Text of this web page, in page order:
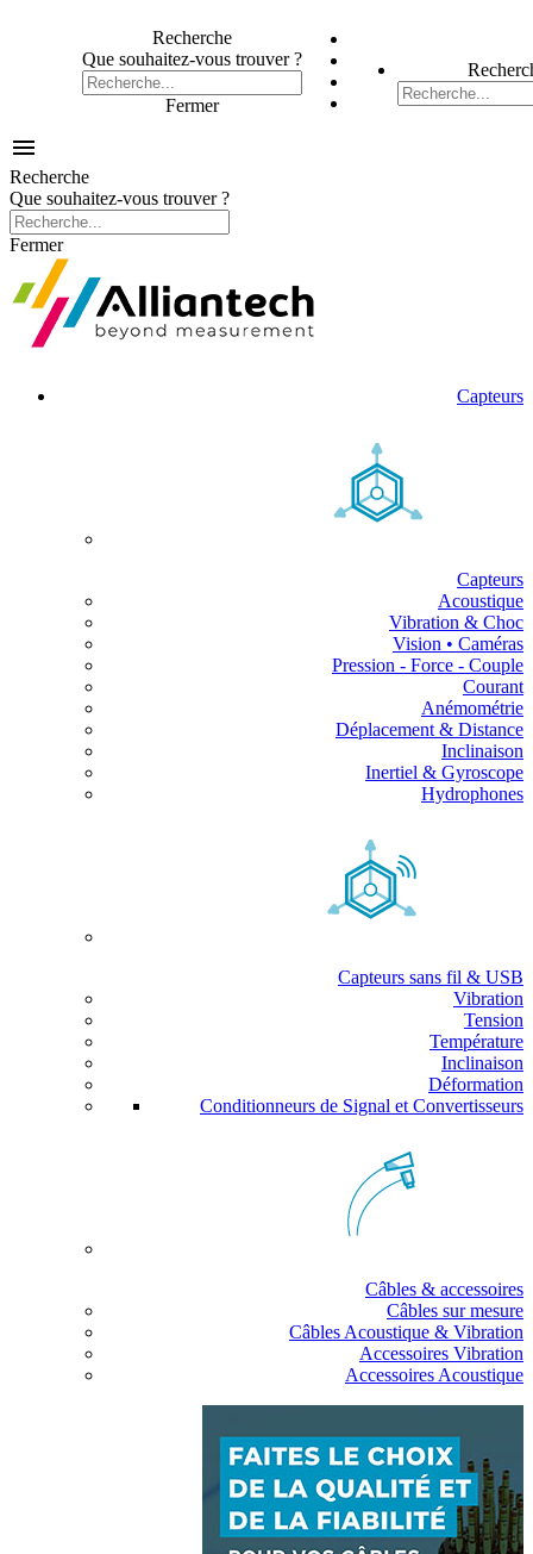
Recherche
Que souhaitez-vous trouver ?
Fermer

Recherche
Que souhaitez-vous trouver ?
Fermer
Capteurs
Capteurs
Acoustique
Vibration & Choc
Vision • Caméras
Pression - Force - Couple
Courant
Anémométrie
Déplacement & Distance
Inclinaison
Inertiel & Gyroscope
Hydrophones
Capteurs sans fil & USB
Vibration
Tension
Température
Inclinaison
Déformation
Conditionneurs de Signal et Convertisseurs
Câbles & accessoires
Câbles sur mesure
Câbles Acoustique & Vibration
Accessoires Vibration
Accessoires Acoustique